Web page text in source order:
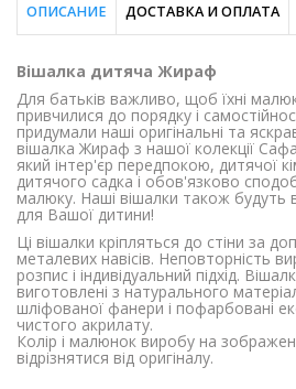
ОПИСАНИЕ ДОСТАВКА И ОПЛАТА
Вішалка дитяча Жираф
Для батьків важливо, щоб їхні
привчилися до порядку і
придумали наші оригінальні та
вішалка Жираф з нашої колекції
який інтер'єр передпокою, дитячої
дитячого садка і обов'язково
малюку. Наші вішалки також будуть
для Вашої дитини!
Ці вішалки кріпляться до стіни за
металевих навісів. Неповторність
розпис і індивідуальний підхід.
виготовлені з натурального
шліфованої фанери і пофарбовані
чистого акрилату.
Колір і малюнок виробу на
відрізнятися від оригіналу.